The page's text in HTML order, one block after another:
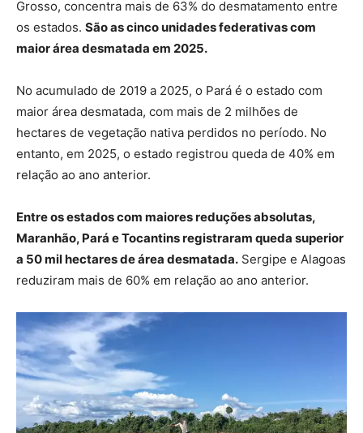
Grosso, concentra mais de 63% do desmatamento entre
os estados. São as cinco unidades federativas com
maior área desmatada em 2025.
No acumulado de 2019 a 2025, o Pará é o estado com
maior área desmatada, com mais de 2 milhões de
hectares de vegetação nativa perdidos no período. No
entanto, em 2025, o estado registrou queda de 40% em
relação ao ano anterior.
Entre os estados com maiores reduções absolutas,
Maranhão, Pará e Tocantins registraram queda superior
a 50 mil hectares de área desmatada. Sergipe e Alagoas
reduziram mais de 60% em relação ao ano anterior.